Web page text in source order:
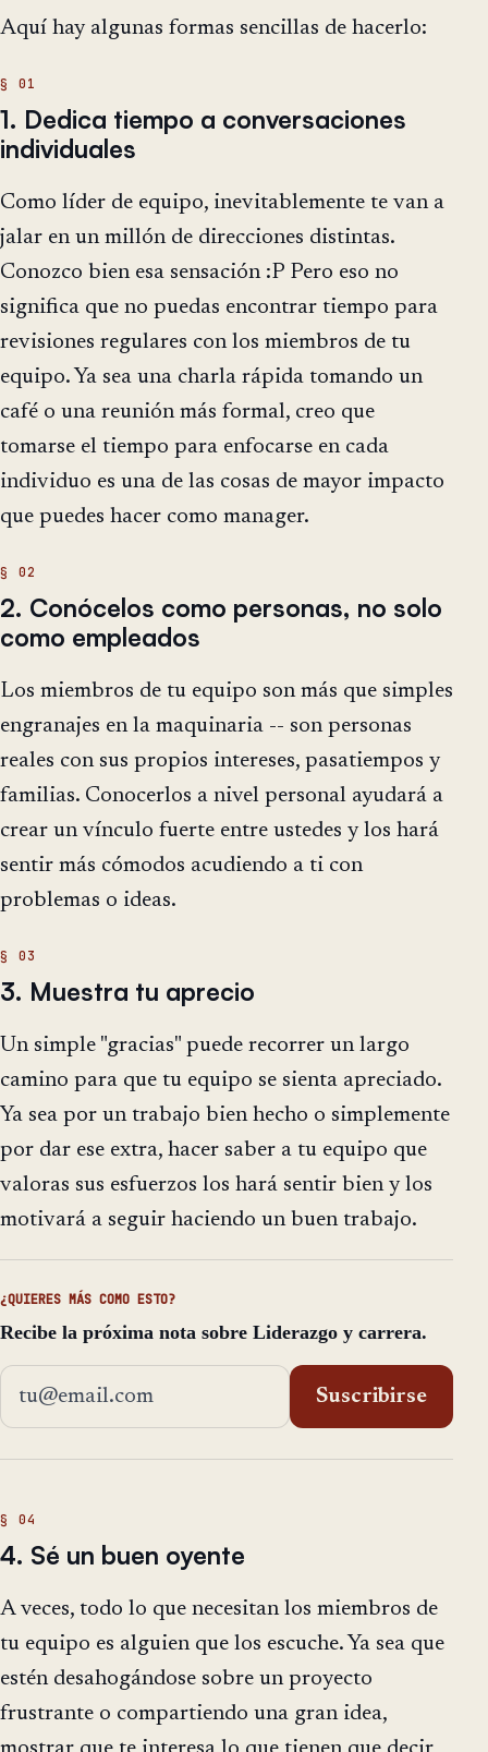
Aquí hay algunas formas sencillas de hacerlo:
1. Dedica tiempo a conversaciones
individuales
Como líder de equipo, inevitablemente te van a
jalar en un millón de direcciones distintas.
Conozco bien esa sensación :P Pero eso no
significa que no puedas encontrar tiempo para
revisiones regulares con los miembros de tu
equipo. Ya sea una charla rápida tomando un
café o una reunión más formal, creo que
tomarse el tiempo para enfocarse en cada
individuo es una de las cosas de mayor impacto
que puedes hacer como manager.
2. Conócelos como personas, no solo
como empleados
Los miembros de tu equipo son más que simples
engranajes en la maquinaria -- son personas
reales con sus propios intereses, pasatiempos y
familias. Conocerlos a nivel personal ayudará a
crear un vínculo fuerte entre ustedes y los hará
sentir más cómodos acudiendo a ti con
problemas o ideas.
3. Muestra tu aprecio
Un simple "gracias" puede recorrer un largo
camino para que tu equipo se sienta apreciado.
Ya sea por un trabajo bien hecho o simplemente
por dar ese extra, hacer saber a tu equipo que
valoras sus esfuerzos los hará sentir bien y los
motivará a seguir haciendo un buen trabajo.
¿QUIERES MÁS COMO ESTO?
Recibe la próxima nota sobre Liderazgo y carrera.
Dirección de email
Suscribirse
4. Sé un buen oyente
A veces, todo lo que necesitan los miembros de
tu equipo es alguien que los escuche. Ya sea que
estén desahogándose sobre un proyecto
frustrante o compartiendo una gran idea,